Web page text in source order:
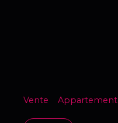
Vente Appartement